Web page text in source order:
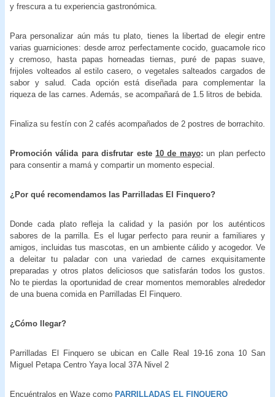
y frescura a tu experiencia gastronómica.
Para personalizar aún más tu plato, tienes la libertad de elegir entre
varias guarniciones: desde arroz perfectamente cocido, guacamole rico
y cremoso, hasta papas horneadas tiernas, puré de papas suave,
frijoles volteados al estilo casero, o vegetales salteados cargados de
sabor y salud. Cada opción está diseñada para complementar la
riqueza de las carnes. Además, se acompañará de 1.5 litros de bebida.
Finaliza su festín con 2 cafés acompañados de 2 postres de borrachito.
Promoción válida para disfrutar este 10 de mayo: un plan perfecto
para consentir a mamá y compartir un momento especial.
¿Por qué recomendamos las Parrilladas El Finquero?
Donde cada plato refleja la calidad y la pasión por los auténticos
sabores de la parrilla. Es el lugar perfecto para reunir a familiares y
amigos, incluidas tus mascotas, en un ambiente cálido y acogedor. Ve
a deleitar tu paladar con una variedad de carnes exquisitamente
preparadas y otros platos deliciosos que satisfarán todos los gustos.
No te pierdas la oportunidad de crear momentos memorables alrededor
de una buena comida en Parrilladas El Finquero.
¿Cómo llegar?
Parrilladas El Finquero se ubican en Calle Real 19-16 zona 10 San
Miguel Petapa Centro Yaya local 37A Nivel 2
Encuéntralos en Waze como PARRILLADAS EL FINQUERO